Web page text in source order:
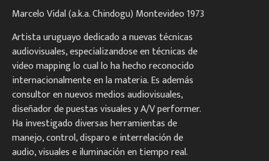
Marcelo Vidal (a.k.a. Chindogu) Montevideo 1973
Artista uruguayo dedicado a nuevas técnicas
audiovisuales, especializandose en técnicas de
video mapping lo cual lo ha hecho reconocido
internacionalmente en la materia. Es además
consultor en nuevos medios audiovisuales,
diseñador de puestas visuales y A/V performer.
Ha investigado diversas herramientas de
manejo, control, disparo e interrelación de
audio, visuales e iluminación en tiempo real.